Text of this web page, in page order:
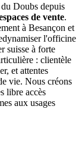
Doubs depuis
de vente.
à Besançon et
l'officine
suisse à forte
: clientèle
et attentes
vie. Nous créons
libre accès
aux usages